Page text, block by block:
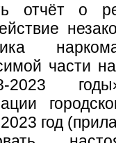
отчёт о
части
год